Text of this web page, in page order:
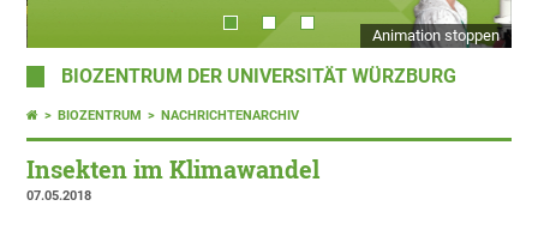
Animation stoppen
BIOZENTRUM DER UNIVERSITÄT WÜRZBURG
BIOZENTRUM NACHRICHTENARCHIV
Insekten im Klimawandel
07.05.2018